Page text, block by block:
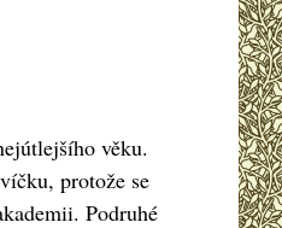
věku.
protože se
Podruhé